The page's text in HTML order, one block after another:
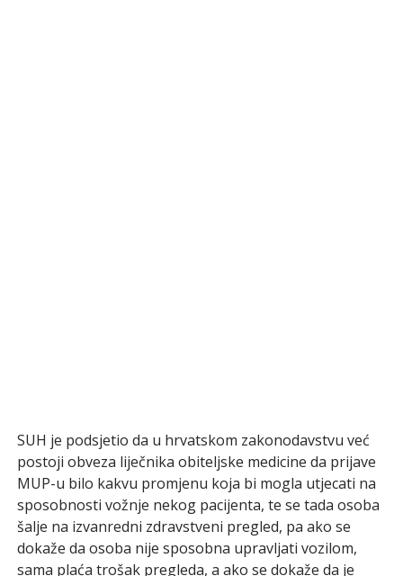
SUH je podsjetio da u hrvatskom zakonodavstvu već
postoji obveza liječnika obiteljske medicine da prijave
MUP-u bilo kakvu promjenu koja bi mogla utjecati na
sposobnosti vožnje nekog pacijenta, te se tada osoba
šalje na izvanredni zdravstveni pregled, pa ako se
dokaže da osoba nije sposobna upravljati vozilom,
sama plaća trošak pregleda, a ako se dokaže da je